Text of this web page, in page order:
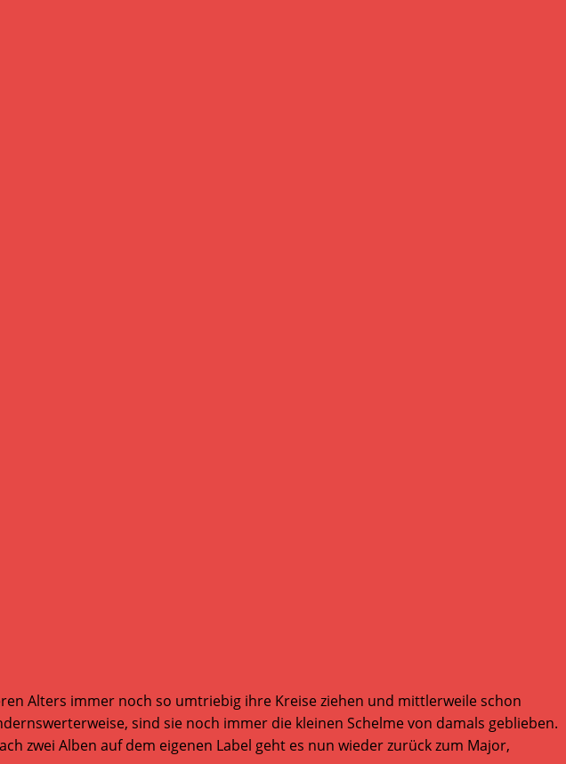
Alters immer noch so umtriebig ihre Kreise ziehen und mittlerweile schon
sind sie noch immer die kleinen Schelme von damals geblieben.
zwei Alben auf dem eigenen Label geht es nun wieder zurück zum Major,